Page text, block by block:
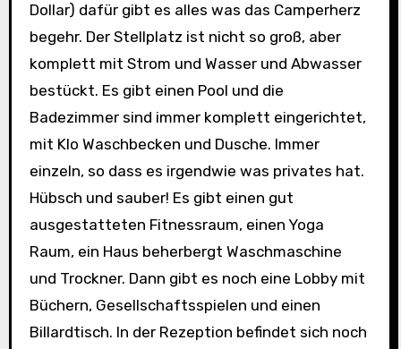
Dollar) dafür gibt es alles was das Camperherz
begehr. Der Stellplatz ist nicht so groß, aber
komplett mit Strom und Wasser und Abwasser
bestückt. Es gibt einen Pool und die
Badezimmer sind immer komplett eingerichtet,
mit Klo Waschbecken und Dusche. Immer
einzeln, so dass es irgendwie was privates hat.
Hübsch und sauber! Es gibt einen gut
ausgestatteten Fitnessraum, einen Yoga
Raum, ein Haus beherbergt Waschmaschine
und Trockner. Dann gibt es noch eine Lobby mit
Büchern, Gesellschaftsspielen und einen
Billardtisch. In der Rezeption befindet sich noch